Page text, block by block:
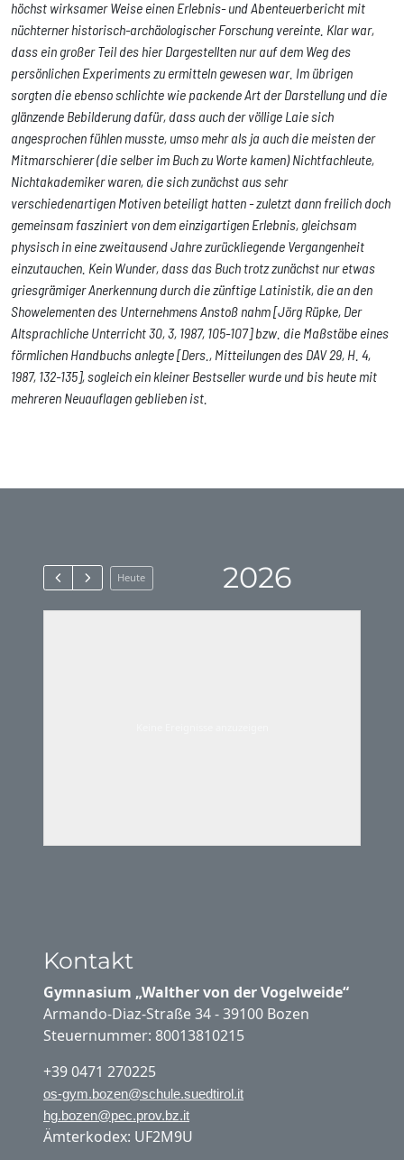
höchst wirksamer Weise einen Erlebnis- und Abenteuerbericht mit
nüchterner historisch-archäologischer Forschung vereinte. Klar war,
dass ein großer Teil des hier Dargestellten nur auf dem Weg des
persönlichen Experiments zu ermitteln gewesen war. Im übrigen
sorgten die ebenso schlichte wie packende Art der Darstellung und die
glänzende Bebilderung dafür, dass auch der völlige Laie sich
angesprochen fühlen musste, umso mehr als ja auch die meisten der
Mitmarschierer (die selber im Buch zu Worte kamen) Nichtfachleute,
Nichtakademiker waren, die sich zunächst aus sehr
verschiedenartigen Motiven beteiligt hatten - zuletzt dann freilich doch
gemeinsam fasziniert von dem einzigartigen Erlebnis, gleichsam
physisch in eine zweitausend Jahre zurückliegende Vergangenheit
einzutauchen. Kein Wunder, dass das Buch trotz zunächst nur etwas
griesgrämiger Anerkennung durch die zünftige Latinistik, die an den
Showelementen des Unternehmens Anstoß nahm [Jörg Rüpke, Der
Altsprachliche Unterricht 30, 3, 1987, 105-107] bzw. die Maßstäbe eines
förmlichen Handbuchs anlegte [Ders., Mitteilungen des DAV 29, H. 4,
1987, 132-135], sogleich ein kleiner Bestseller wurde und bis heute mit
mehreren Neuauflagen geblieben ist.
Heute 2026
Kontakt
Gymnasium „Walther von der Vogelweide“
Armando-Diaz-Straße 34 - 39100 Bozen
Steuernummer: 80013810215
+39 0471 270225
os-gym.bozen@schule.suedtirol.it
hg.bozen@pec.prov.bz.it
Ämterkodex: UF2M9U